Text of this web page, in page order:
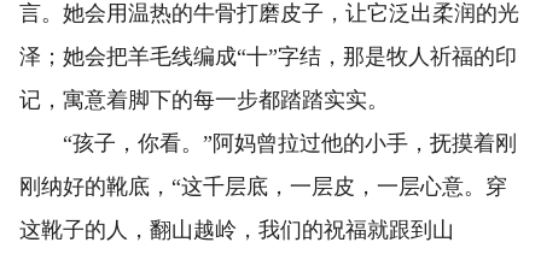
言。她会用温热的牛骨打磨皮子，让它泛出柔润的光
泽；她会把羊毛线编成“十”字结，那是牧人祈福的印
记，寓意着脚下的每一步都踏踏实实。
“孩子，你看。”阿妈曾拉过他的小手，抚摸着刚
刚纳好的靴底，“这千层底，一层皮，一层心意。穿
这靴子的人，翻山越岭，我们的祝福就跟到山